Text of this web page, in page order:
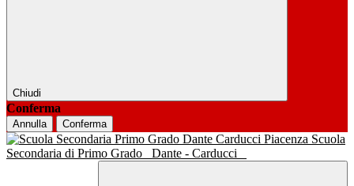
Chiudi
Conferma
Annulla Conferma
Scuola
Secondaria di Primo Grado
Dante - Carducci